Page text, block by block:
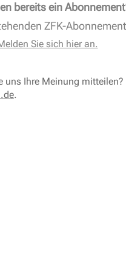
bereits ein
ZFK-
Sie sich hier an.
uns Ihre Meinung
.